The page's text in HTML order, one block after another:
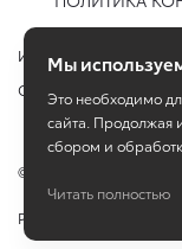
Изменить настройку
Сбросить cookie
©
Работает на
Мы
Это необходимо
сайта. Продолжая
сбором и
Читать полностью